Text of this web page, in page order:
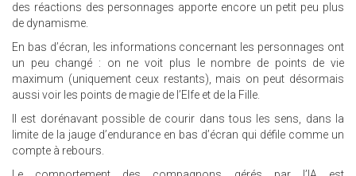
des réactions des personnages apporte encore un petit peu plus
de dynamisme.
En bas d’écran, les informations concernant les personnages ont
un peu changé : on ne voit plus le nombre de points de vie
maximum (uniquement ceux restants), mais on peut désormais
aussi voir les points de magie de l’Elfe et de la Fille.
Il est dorénavant possible de courir dans tous les sens, dans la
limite de la jauge d’endurance en bas d’écran qui défile comme un
compte à rebours.